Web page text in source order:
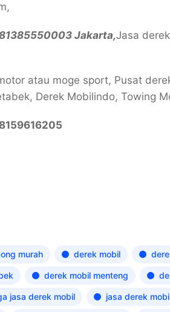
Jakarta,Jasa
atau moge sport, Pusat
Derek Mobilindo, Towing
murah derek mobil
derek mobil menteng
jasa derek mobil jasa derek